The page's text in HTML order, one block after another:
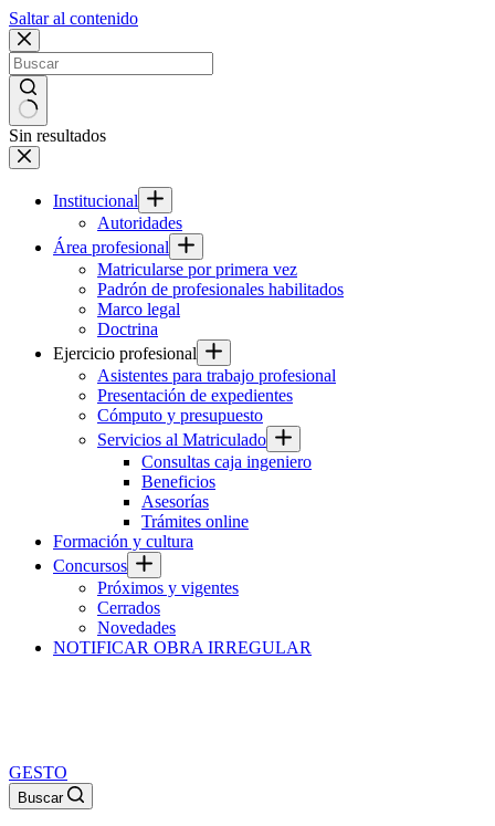
Saltar al contenido
Sin resultados
Institucional
Autoridades
Área profesional
Matricularse por primera vez
Padrón de profesionales habilitados
Marco legal
Doctrina
Ejercicio profesional
Asistentes para trabajo profesional
Presentación de expedientes
Cómputo y presupuesto
Servicios al Matriculado
Consultas caja ingeniero
Beneficios
Asesorías
Trámites online
Formación y cultura
Concursos
Próximos y vigentes
Cerrados
Novedades
NOTIFICAR OBRA IRREGULAR
GESTO
Buscar